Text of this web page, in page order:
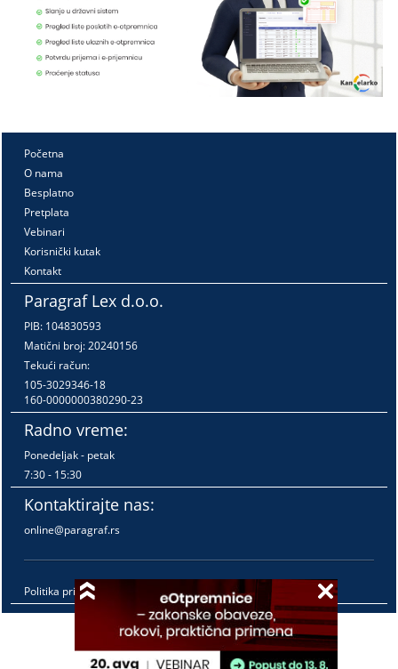
Početna
O nama
Besplatno
Pretplata
Vebinari
Korisnički kutak
Kontakt
Paragraf Lex d.o.o.
PIB: 104830593
Matični broj: 20240156
Tekući račun:
105-3029346-18
160-0000000380290-23
Radno vreme:
Ponedeljak - petak
7:30 - 15:30
Kontaktirajte nas:
online@paragraf.rs
Politika privatnosti